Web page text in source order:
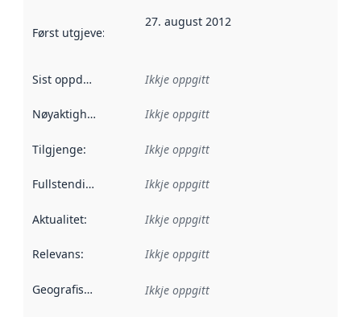
Først utgjeve: Denne datoen seier når dataa i dette
27. august 2012
Sist oppdatert Ikkje oppgitt
Nøyaktigheit Ikkje oppgitt
Tilgjenge: Ikkje oppgitt
Fullstendigheit Ikkje oppgitt
Aktualitet: Ikkje oppgitt
Relevans: Ikkje oppgitt
Geografisk område Ikkje oppgitt